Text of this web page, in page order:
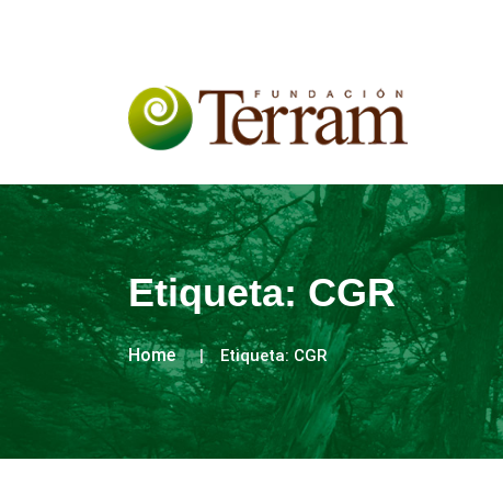
Etiqueta:CGR
Home Etiqueta:CGR